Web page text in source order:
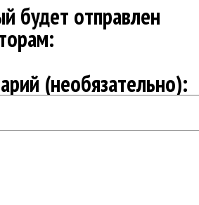
будет отправлен
(необязательно):